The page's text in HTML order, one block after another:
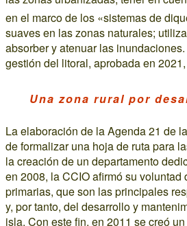
en el marco de los «sistemas de
suaves en las zonas naturales;
absorber y atenuar las
gestión del litoral, aprobada en
Una zona rural por
La elaboración de la Agenda 21 de
de formalizar una hoja de ruta para
la creación de un departamento
en 2008, la CCIO afirmó su
primarias, que son las principales
y, por tanto, del desarrollo y
isla. Con este fin, en 2011 se creó